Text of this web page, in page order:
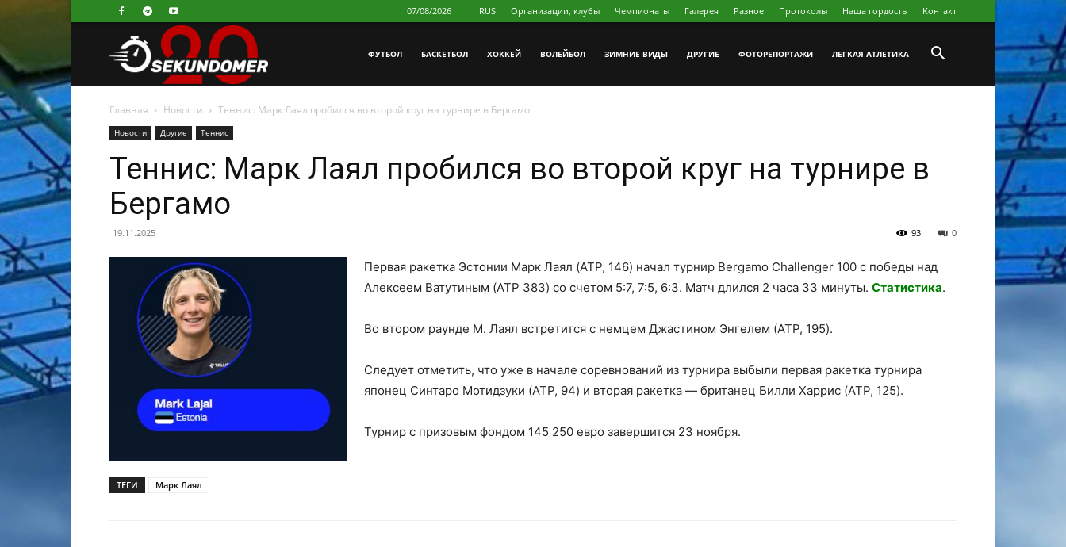
07/08/2026 RUS Организации, клубы Чемпионаты Галерея Разное Протоколы Наша гордость Koнтакт
ФУТБОЛ БAСКЕТБОЛ ХОККЕЙ ВОЛЕЙБОЛ ЗИМНИЕ ВИДЫ ДРУГИЕ ФОТОРЕПОРТАЖИ ЛЕГКАЯ АТЛЕТИКА
Главная Новости Теннис: Марк Лаял пробился во второй круг на турнире в Бергамо
Новости Другие Теннис
Теннис: Марк Лаял пробился во второй круг на турнире в
Бергамо
19.11.2025 0
93
Первая ракетка Эстонии Марк Лаял (ATP, 146) начал турнир Bergamo Challenger 100 с победы над
Алексеем Ватутиным (ATP 383) со счетом 5:7, 7:5, 6:3. Матч длился 2 часа 33 минуты. Статистика.
Во втором раунде М. Лаял встретится с немцем Джастином Энгелем (ATP, 195).
Следует отметить, что уже в начале соревнований из турнира выбыли первая ракетка турнира
японец Синтаро Мотидзуки (ATP, 94) и вторая ракетка — британец Билли Харрис (ATP, 125).
Турнир с призовым фондом 145 250 евро завершится 23 ноября.
ТЕГИ Марк Лаял